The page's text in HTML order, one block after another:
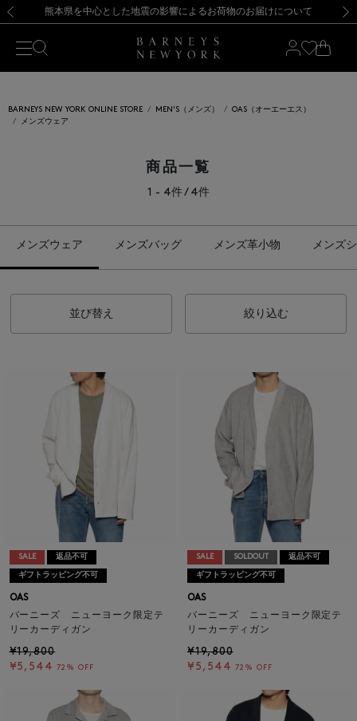
新規登録のお客様も対象！＜MY BARNEYS＞会員のお客様は11,000円（税込）以上のお買上げで常時送料無料！お買い物の際は会員登録を！
【夏季休業に伴う返品・交換承り一時停止のお知らせ】（2026.8.5）
熊本県を中心とした地震の影響によるお荷物のお届けについて
【開催中】SUMMER SALEのご案内・ご注意事項 新規登録のお客様も対象！＜MY BARNEYS＞会員のお客様は11,000円（税込）以上のお買上げで常時送料無料！お買い物の際は会員登録を！
【夏季休業に伴う返品・交換承り一時停止のお知らせ】（2026.8.5）
BARNEYS NEW YORK ONLINE STORE MEN'S（メンズ）
OAS（オーエーエス）
メンズウェア
商品一覧
1 - 4件 / 4件
メンズウェア メンズバッグ メンズ革小物 メンズ
並び替え 絞り込む
SALE 返品不可
ギフトラッピング不可
OAS
バーニーズ ニューヨーク限定テ
リーカーディガン
¥19,800
¥5,544 72% OFF
SALE SOLDOUT 返品不可
ギフトラッピング不可
OAS
バーニーズ ニューヨーク限定テ
リーカーディガン
¥19,800
¥5,544 72% OFF